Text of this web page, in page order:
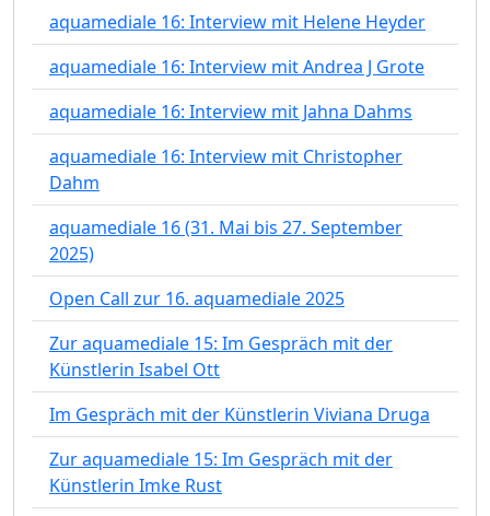
aquamediale 16: Interview mit Helene Heyder
aquamediale 16: Interview mit Andrea J Grote
aquamediale 16: Interview mit Jahna Dahms
aquamediale 16: Interview mit Christopher
Dahm
aquamediale 16 (31. Mai bis 27. September
2025)
Open Call zur 16. aquamediale 2025
Zur aquamediale 15: Im Gespräch mit der
Künstlerin Isabel Ott
Im Gespräch mit der Künstlerin Viviana Druga
Zur aquamediale 15: Im Gespräch mit der
Künstlerin Imke Rust